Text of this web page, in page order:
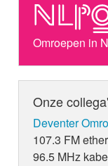
Omroepen in
Onze
Deventer
107.3 FM ether
96.5 MHz